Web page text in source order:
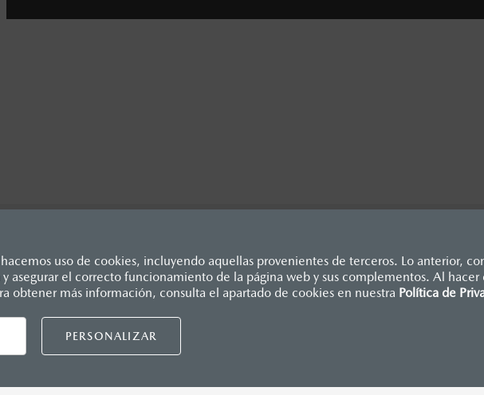
uso de cookies, incluyendo aquellas provenientes de terceros. Lo anterior,
asegurar el correcto funcionamiento de la página web y sus complementos. Al
obtener más información, consulta el apartado de cookies en nuestra Política de
PERSONALIZAR
Cita De Servicio
DISTRIBUIDORES MAZDA
Encuentra tu distribuidor
y especificaciones indicados en esta página son al menudeo, sugeridos por el
administrativos. Mazda de México, se reserva el derecho de modificar las
aviso previo al consumidor.